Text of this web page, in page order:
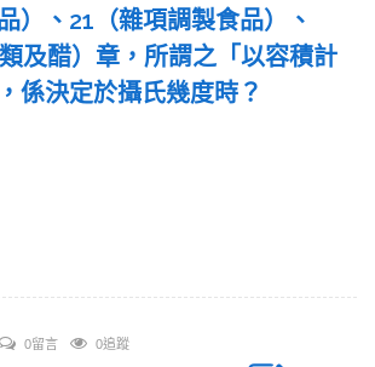
）、21（雜項調製食品）、
及醋）章，所謂之「以容積計
係決定於攝氏幾度時？
0留言 0追蹤